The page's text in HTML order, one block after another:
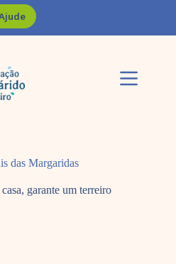
das Margaridas
garante um terreiro